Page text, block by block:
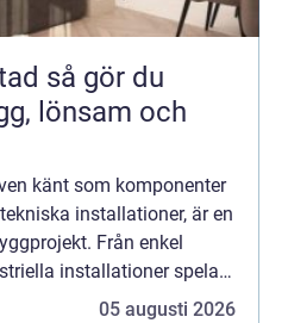
du
lönsam och
känt som komponenter
installationer, är en
Från enkel
installationer spelar
05 augusti 2026